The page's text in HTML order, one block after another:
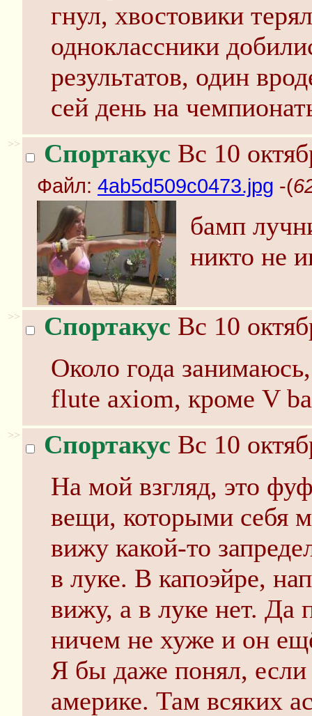
гнул, хвостовики
одноклассники
результатов, один
сей день на
>> Спортакус Вс 10
Файл: 4ab5d509c0473.jpg -(
бамп
никто не
>> Спортакус Вс 10
Около года
flute axiom, кроме V
>> Спортакус Вс 10
На мой взгляд, это
вещи, которыми себя
вижу какой-то
в луке. В капоэйре,
вижу, а в луке нет. Да
ничем не хуже и он
Я бы даже понял,
америке. Там всяких